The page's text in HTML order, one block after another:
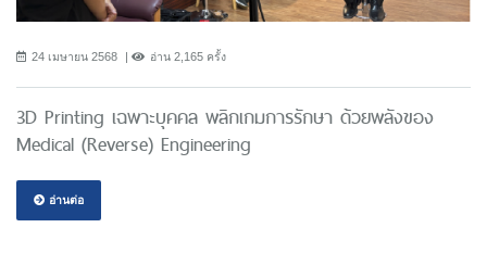
24 เมษายน 2568 อ่าน 2,165 ครั้ง
3D Printing เฉพาะบุคคล พลิกเกมการรักษา ด้วยพลังของ
Medical (Reverse) Engineering
อ่านต่อ